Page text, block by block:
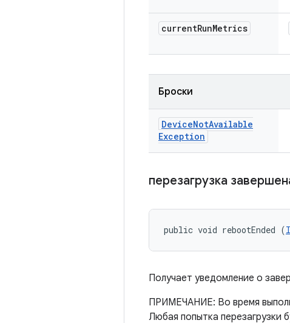
currentRunMetrics
Броски
DeviceNotAvailable
Exception
перезагрузка
public void rebootEnded (
Получает уведомление о
ПРИМЕЧАНИЕ: Во время
Любая попытка перезагрузки